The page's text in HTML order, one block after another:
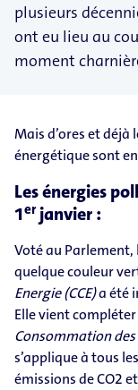
plusieurs
ont eu lieu au
moment
Mais d’ores et
énergétique sont
Les énergies
1erjanvier :
Voté au Parlement,
quelque couleur
Energie (CCE)a été
Elle vient compléter
Consommation des
s’applique à tous
émissions de CO2